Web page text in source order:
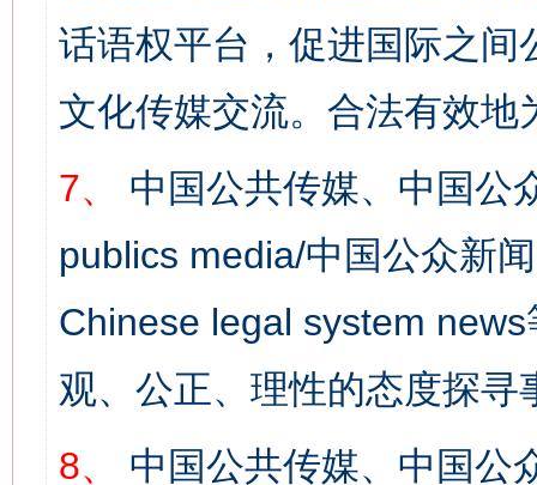
话语权平台，促进国际之
文化传媒交流。合法有效地
7、
中国公共传媒、中国公
publics media/中国公众新
Chinese legal system
观、公正、理性的态度探寻
8、
中国公共传媒、中国公